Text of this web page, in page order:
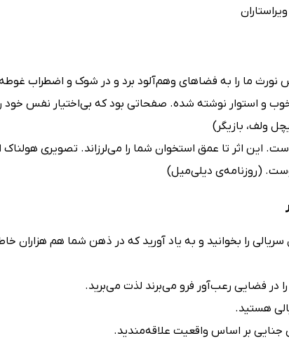
ما را به فضاهای وهم‌آلود برد و در شوک و اضطراب
و استوار نوشته شده. صفحاتی بود که بی‌اختیار نفس خود
ولف، بازیگر)
این اثر تا عمق استخوان شما را می‌لرزاند. تصویری
(روزنامه‌ی دیلی‌میل)
را بخوانید و به یاد آورید که در ذهن شما هم هزاران
در فضایی رعب‌آور فرو می‌برند لذت می‌برید.
هستید.
بر اساس واقعیت علاقه‌مندید.